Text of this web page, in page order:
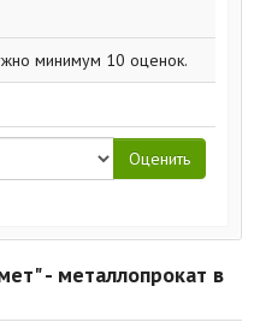
минимум 10 оценок.
- металлопрокат в